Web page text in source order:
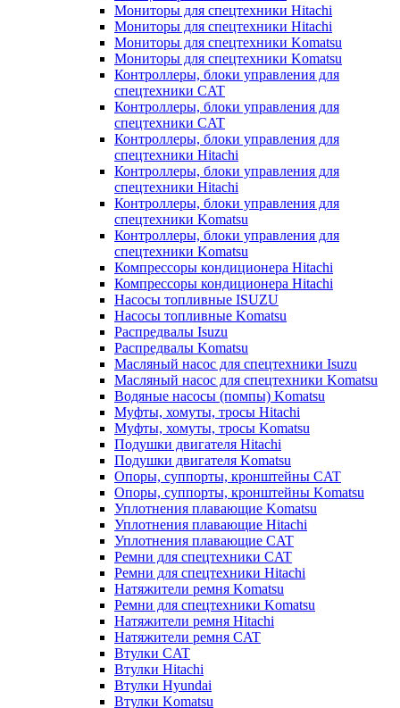
Мониторы для спецтехники Hitachi
Мониторы для спецтехники Hitachi
Мониторы для спецтехники Komatsu
Мониторы для спецтехники Komatsu
Контроллеры, блоки управления для
спецтехники CAT
Контроллеры, блоки управления для
спецтехники CAT
Контроллеры, блоки управления для
спецтехники Hitachi
Контроллеры, блоки управления для
спецтехники Hitachi
Контроллеры, блоки управления для
спецтехники Komatsu
Контроллеры, блоки управления для
спецтехники Komatsu
Компрессоры кондиционера Hitachi
Компрессоры кондиционера Hitachi
Насосы топливные ISUZU
Насосы топливные Komatsu
Распредвалы Isuzu
Распредвалы Komatsu
Масляный насос для спецтехники Isuzu
Масляный насос для спецтехники Komatsu
Водяные насосы (помпы) Komatsu
Муфты, хомуты, тросы Hitachi
Муфты, хомуты, тросы Komatsu
Подушки двигателя Hitachi
Подушки двигателя Komatsu
Опоры, суппорты, кронштейны CAT
Опоры, суппорты, кронштейны Komatsu
Уплотнения плавающие Komatsu
Уплотнения плавающие Hitachi
Уплотнения плавающие CAT
Ремни для спецтехники CAT
Ремни для спецтехники Hitachi
Натяжители ремня Komatsu
Ремни для спецтехники Komatsu
Натяжители ремня Hitachi
Натяжители ремня CAT
Втулки CAT
Втулки Hitachi
Втулки Hyundai
Втулки Komatsu